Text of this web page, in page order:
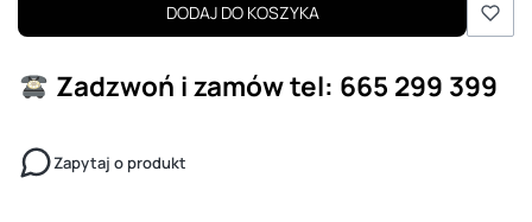
DODAJ DO KOSZYKA
Zadzwoń i zamówtel: 665 299 399
Zapytaj o produkt